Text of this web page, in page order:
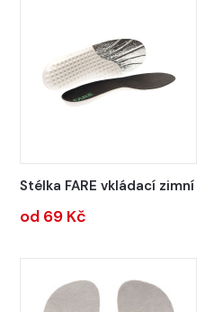
Stélka FARE vkládací zimní
od 69 Kč